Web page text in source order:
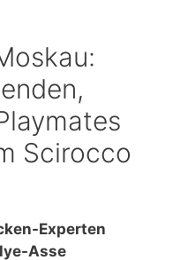
Scirocco
Experten
Asse